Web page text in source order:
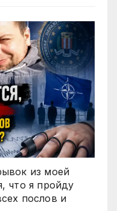
из моей
что я пройду
послов и